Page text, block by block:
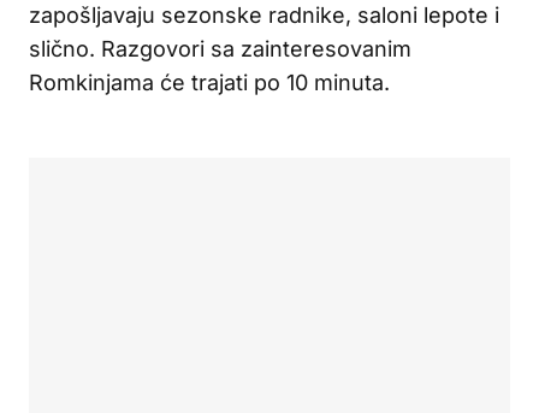
zapošljavaju sezonske radnike, saloni lepote i
slično. Razgovori sa zainteresovanim
Romkinjama će trajati po 10 minuta.